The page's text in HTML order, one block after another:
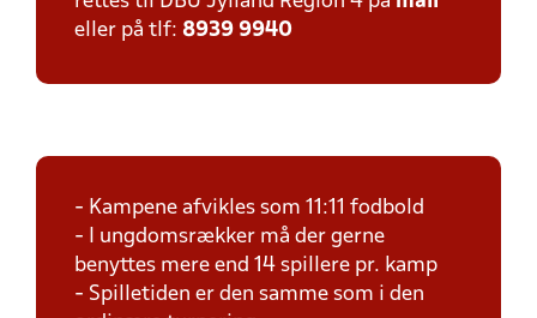
eller på tlf: 8939 9940
- Kampene afvikles som 11:11 fodbold
- I ungdomsrækker må der gerne
benyttes mere end 14 spillere pr. kamp
- Spilletiden er den samme som i den